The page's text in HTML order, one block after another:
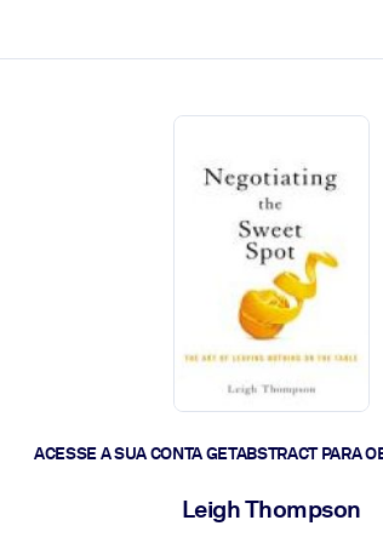
ACESSE A SUA CONTA GETABSTRACT PARA
Leigh Thompson